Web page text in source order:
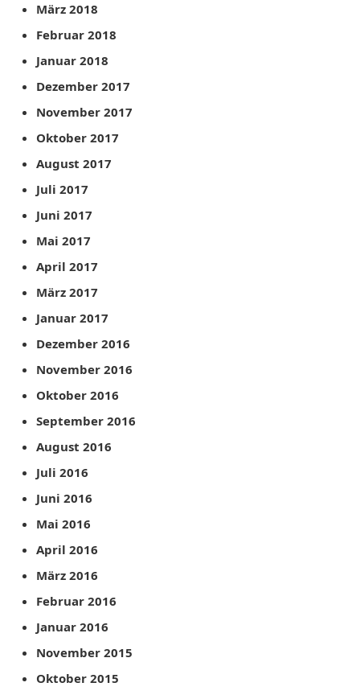
März 2018
Februar 2018
Januar 2018
Dezember 2017
November 2017
Oktober 2017
August 2017
Juli 2017
Juni 2017
Mai 2017
April 2017
März 2017
Januar 2017
Dezember 2016
November 2016
Oktober 2016
September 2016
August 2016
Juli 2016
Juni 2016
Mai 2016
April 2016
März 2016
Februar 2016
Januar 2016
November 2015
Oktober 2015